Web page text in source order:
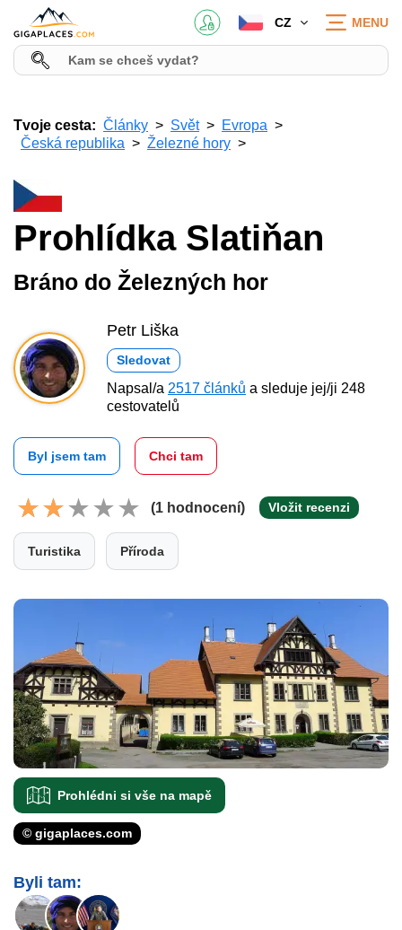
CZ MENU
Tvoje cesta: Články Svět
Evropa
Česká republika
Železné hory
Prohlídka Slatiňan
Bráno do Železných hor
Petr Liška
Sledovat
Napsal/a 2517 článků a sleduje jej/ji 248
cestovatelů
Byl jsem tam Chci tam
(1 hodnocení) Vložit recenzi
Turistika Příroda
Prohlédni si vše na mapě
© gigaplaces.com
Byli tam: